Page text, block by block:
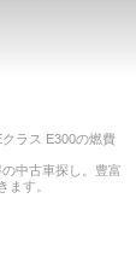
ラス E300の燃費
中古車探し。豊富
ます。